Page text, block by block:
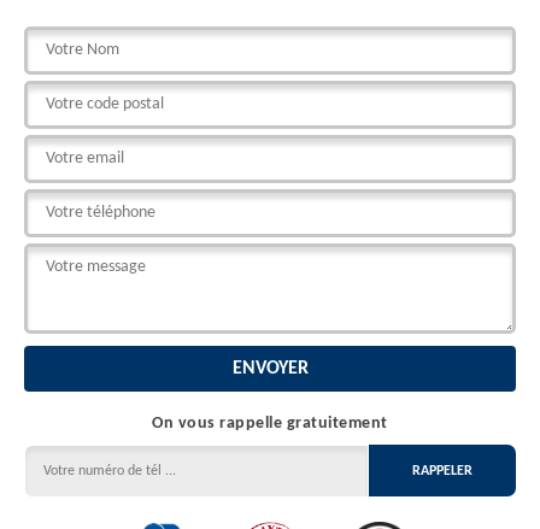
On vous rappelle gratuitement